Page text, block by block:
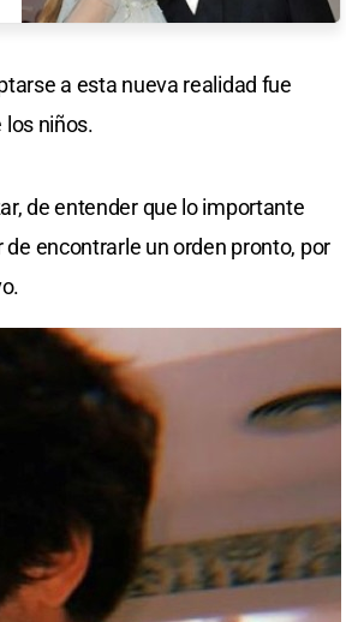
a esta nueva realidad fue
los niños.
de entender que lo importante
encontrarle un orden pronto, por